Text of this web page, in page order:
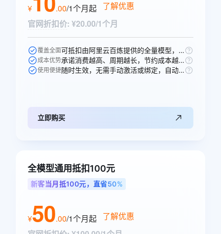
¥ .00/1个月起 了解优惠
官网折扣价: ¥20.00/1个月
覆盖全面 可抵扣由阿里云百炼提供的全量模型，一次购买即可跨模型通享。
成本优势 承诺消费越高、周期越长，节约成本越多，直省10元。
使用便捷 随时生效，无需手动激活或绑定，自动抵扣。
立即购买
全模型通用抵扣100元
新客当月抵100元，直省50%
¥50.00/1个月起 了解优惠